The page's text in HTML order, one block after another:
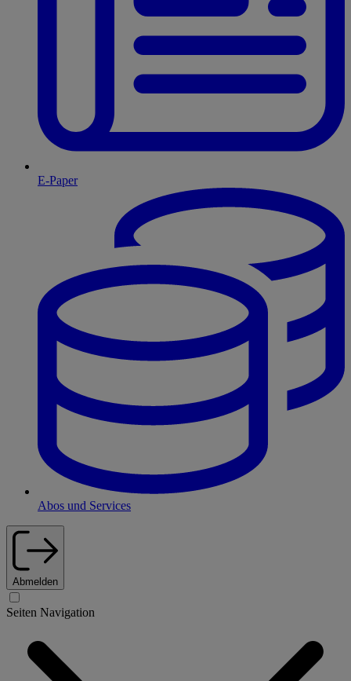
E-Paper
Abos und Services
Abmelden
Seiten Navigation